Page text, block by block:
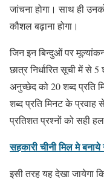
जांचना होगा। साथ ही
कौशल बढ़ाना होगा।
जिन इन बिन्दुओं पर
छात्र निर्धारित सूची में से
अनुच्छेद को 20 शब्द प्रति
शब्द प्रति मिनट के
प्रतिशत प्रश्नों को सही
सहकारी चीनी मिल मे
इसी तरह यह देखा जायेगा